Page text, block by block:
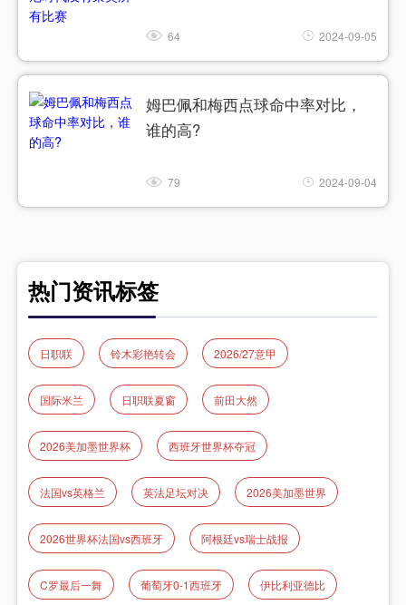
64 2024-09-05
姆巴佩和梅西点球命中率对比，
谁的高?
79 2024-09-04
热门资讯标签
日职联 铃木彩艳转会 2026/27意甲
国际米兰 日职联夏窗 前田大然
2026美加墨世界杯 西班牙世界杯夺冠
法国vs英格兰 英法足坛对决 2026美加墨世界
2026世界杯法国vs西班牙 阿根廷vs瑞士战报
C罗最后一舞 葡萄牙0-1西班牙 伊比利亚德比